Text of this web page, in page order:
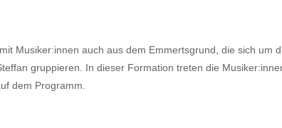
Musiker:innen auch aus dem Emmertsgrund, die sich um
gruppieren. In dieser Formation treten die
dem Programm.